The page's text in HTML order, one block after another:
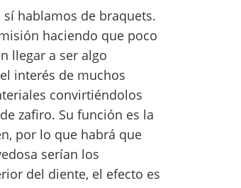
hablamos de braquets.
haciendo que poco
llegar a ser algo
interés de muchos
convirtiéndolos
zafiro. Su función es la
por lo que habrá que
serían los
del diente, el efecto es